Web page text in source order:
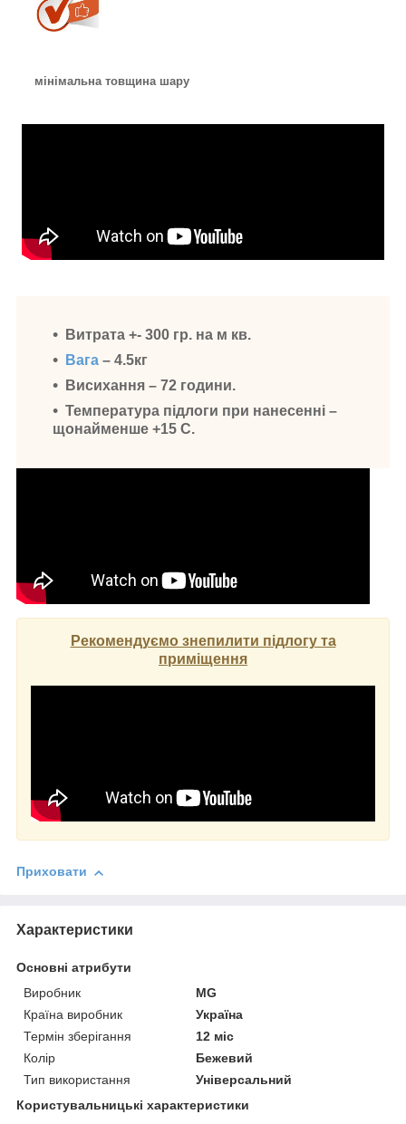
мінімальна товщина шару
Витрата +- 300 гр. на м кв.
Вага – 4.5кг
Висихання – 72 години.
Температура підлоги при нанесенні –
щонайменше +15 С.
Рекомендуємо знепилити підлогу та
приміщення
Приховати
Характеристики
Основні атрибути
Виробник
MG
Країна виробник
Україна
Термін зберігання
12 міс
Колір
Бежевий
Тип використання
Універсальний
Користувальницькі характеристики